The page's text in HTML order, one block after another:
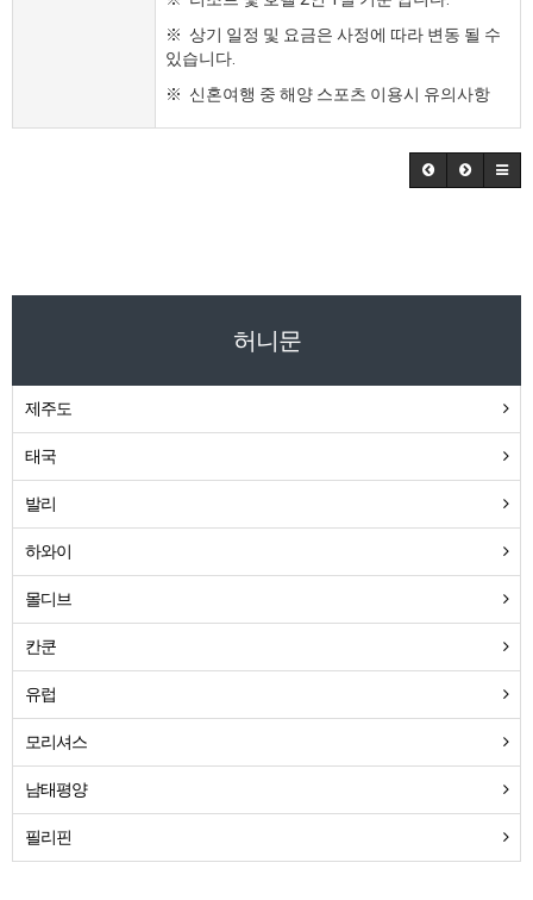
※ 상기 일정 및 요금은 사정에 따라 변동 될 수
있습니다.
※ 신혼여행 중 해양 스포츠 이용시 유의사항
허니문
제주도
태국
발리
하와이
몰디브
칸쿤
유럽
모리셔스
남태평양
필리핀